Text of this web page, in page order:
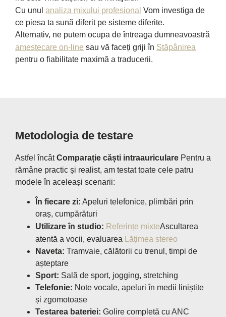
Cu unul analiza mixului profesional Vom investiga de
ce piesa ta sună diferit pe sisteme diferite.
Alternativ, ne putem ocupa de întreaga dumneavoastră
amestecare on-line sau vă faceți griji în Stăpânirea
pentru o fiabilitate maximă a traducerii.
Metodologia de testare
Astfel încâtComparație căști intraauriculare Pentru a
rămâne practic și realist, am testat toate cele patru
modele în aceleași scenarii:
În fiecare zi: Apeluri telefonice, plimbări prin
oraș, cumpărături
Utilizare în studio: Referințe mixteAscultarea
atentă a vocii, evaluarea
Lățimea stereo
Naveta: Tramvaie, călătorii cu trenul, timpi de
așteptare
Sport: Sală de sport, jogging, stretching
Telefonie: Note vocale, apeluri în medii liniștite
și zgomotoase
Testarea bateriei: Golire completă cu ANC